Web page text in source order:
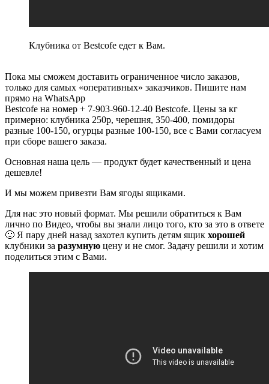
Клубника от Bestcofe едет к Вам.
Пока мы сможем доставить ограниченное число заказов,
только для самых «оперативных» заказчиков. Пишите нам
прямо на WhatsApp
Bestcofe на номер + 7-903-960-12-40 Bestcofe. Цены за кг
примерно: клубника 250р, черешня, 350-400, помидоры
разные 100-150, огурцы разные 100-150, все с Вами согласуем
при сборе вашего заказа.
Основная наша цель — продукт будет качественный и цена
дешевле!
И мы можем привезти Вам ягоды ящиками.
Для нас это новый формат. Мы решили обратиться к Вам
лично по Видео, чтобы вы знали лицо того, кто за это в ответе
🙂 Я пару дней назад захотел купить детям ящик хорошей
клубники за разумную цену и не смог. Задачу решили и хотим
поделиться этим с Вами.